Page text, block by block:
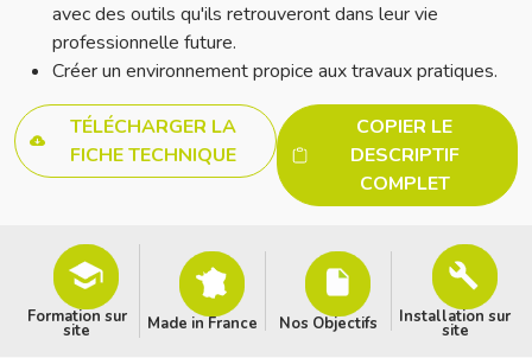
avec des outils qu'ils retrouveront dans leur vie
professionnelle future.
Créer un environnement propice aux travaux pratiques.
TÉLÉCHARGER LA
FICHE TECHNIQUE
COPIER LE
DESCRIPTIF
COMPLET
Formation sur
site Made in France Nos Objectifs Installation sur
site